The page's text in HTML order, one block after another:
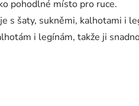
pohodlné místo pro ruce.
s šaty, sukněmi, kalhotami i
i legínám, takže ji